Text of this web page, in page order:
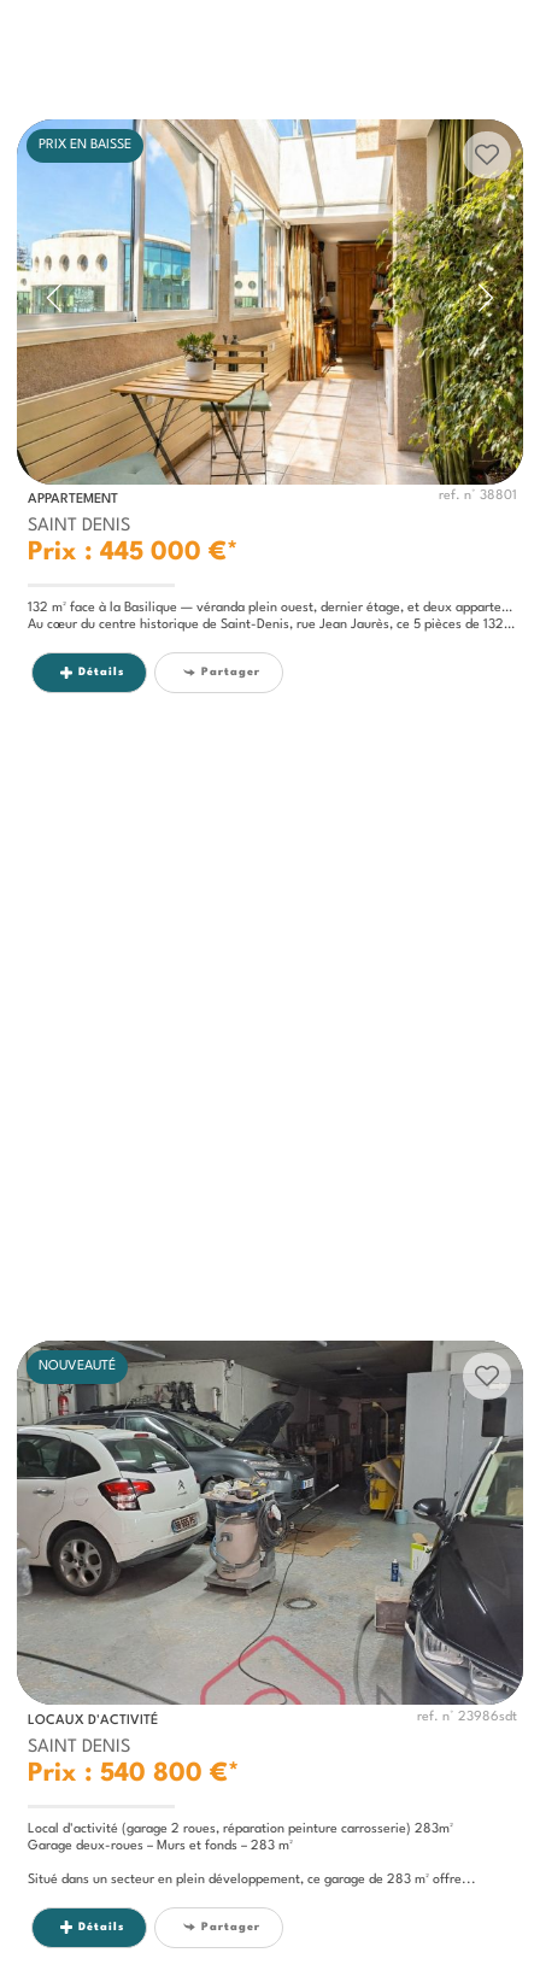
PRIX EN BAISSE
APPARTEMENT ref. n° 38801
SAINT DENIS
Prix : 445 000 €*
132 m² face à la Basilique — véranda plein ouest, dernier étage, et deux appartements en un.
Au cœur du centre historique de Saint-Denis, rue Jean Jaurès, ce 5 pièces de 132 m² occupe le dernier étage d'un...
Détails Partager
NOUVEAUTÉ
LOCAUX D'ACTIVITÉ ref. n° 23986sdt
SAINT DENIS
Prix : 540 800 €*
Local d'activité (garage 2 roues, réparation peinture carrosserie) 283m²
Garage deux-roues – Murs et fonds – 283 m²
Situé dans un secteur en plein développement, ce garage de 283 m² offre...
Détails Partager